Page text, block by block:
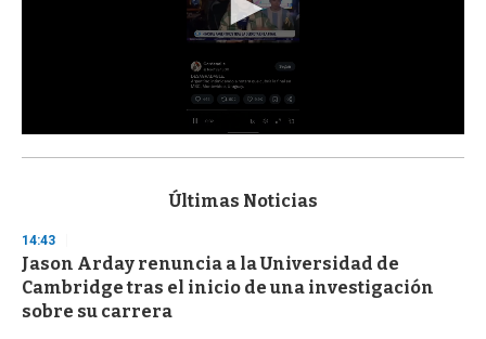
s
d
s
o
f
3
Últimas Noticias
14:43
Jason Arday renuncia a la Universidad de
Cambridge tras el inicio de una investigación
sobre su carrera